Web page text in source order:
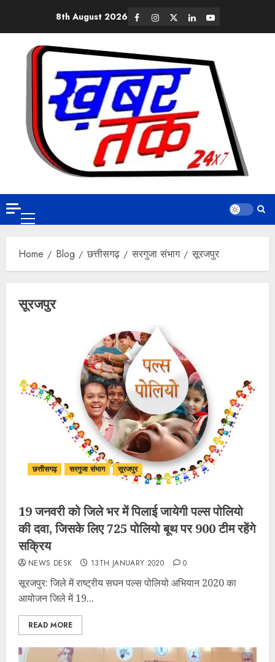
8th August 2026
Home Blog छत्तीसगढ़ सरगुजा संभाग सूरजपुर
सूरजपुर
छत्तीसगढ़ सरगुजा संभाग सूरजपुर
19 जनवरी को जिले भर में पिलाई जायेगी पल्स पोलियो
की दवा, जिसके लिए 725 पोलियो बूथ पर 900 टीम रहेंगे
सक्रिय
NEWS DESK 13TH JANUARY 2020 0
सूरजपुर: जिले में राष्ट्रीय सघन पल्स पोलियो अभियान 2020 का
आयोजन जिले में 19...
READ MORE